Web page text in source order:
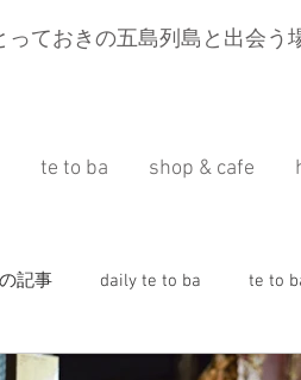
っておきの五島列島と出会う
記事 daily te to ba te to
te to ba shop & cafe